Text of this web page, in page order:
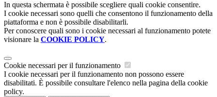
In questa schermata è possibile scegliere quali cookie consentire.
I cookie necessari sono quelli che consentono il funzionamento della
piattaforma e non è possibile disabilitarli.
Per conoscere quali sono i cookie necessari al funzionamento potete
visionare la COOKIE POLICY.
Cookie necessari per il funzionamento
I cookie necessari per il funzionamento non possono essere
disabilitati. È possibile consultare l'elenco nella pagina della cookie
policy.